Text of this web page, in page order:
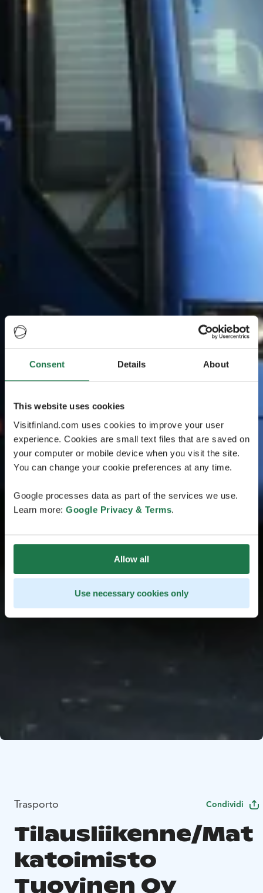
Consent Details About
This website uses cookies
Visitfinland.com uses cookies to improve your user
experience. Cookies are small text files that are saved on
your computer or mobile device when you visit the site.
You can change your cookie preferences at any time.
Google processes data as part of the services we use.
Learn more: Google Privacy & Terms.
Allow all
Use necessary cookies only
Trasporto Condividi
Tilausliikenne/Mat
katoimisto
Tuovinen Oy